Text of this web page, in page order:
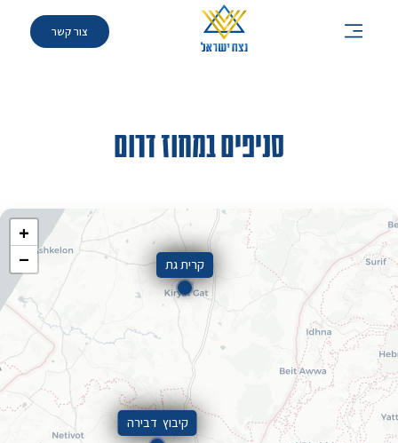
צור קשר
סניפים
סניפים במחוז דרום
קיבוץ דבירה
קרית גת
+
−